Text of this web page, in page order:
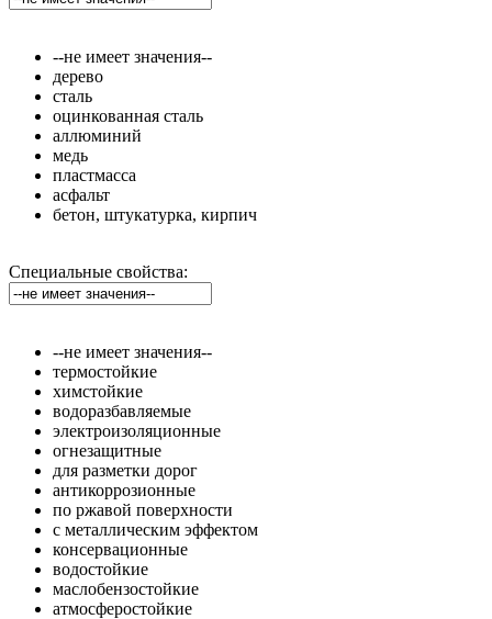
--не имеет значения--
дерево
сталь
оцинкованная сталь
аллюминий
медь
пластмасса
асфальт
бетон, штукатурка, кирпич
Специальные свойства:
--не имеет значения--
термостойкие
химстойкие
водоразбавляемые
электроизоляционные
огнезащитные
для разметки дорог
антикоррозионные
по ржавой поверхности
с металлическим эффектом
консервационные
водостойкие
маслобензостойкие
атмосферостойкие